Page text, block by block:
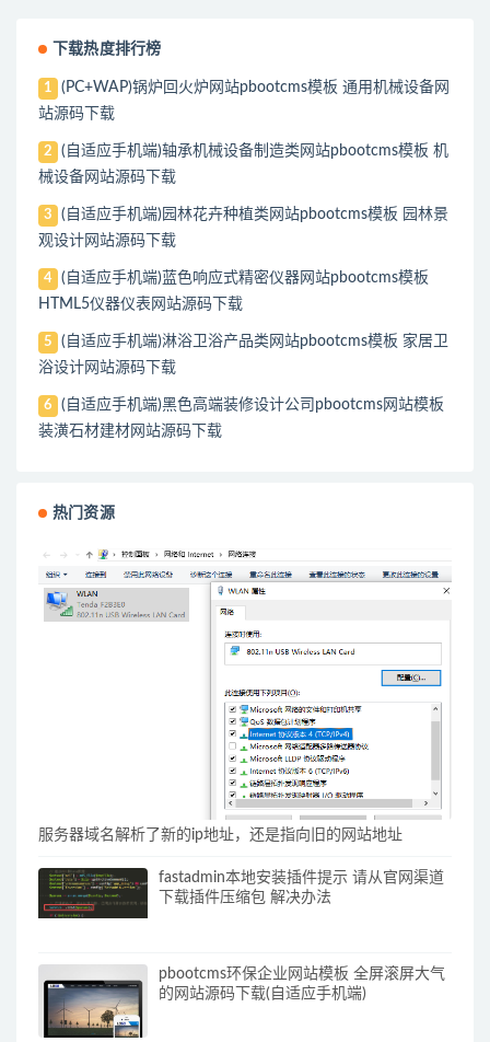
下载热度排行榜
1
(PC+WAP)锅炉回火炉网站pbootcms模板 通用机械设备网
站源码下载
2
(自适应手机端)轴承机械设备制造类网站pbootcms模板 机
械设备网站源码下载
3
(自适应手机端)园林花卉种植类网站pbootcms模板 园林景
观设计网站源码下载
4
(自适应手机端)蓝色响应式精密仪器网站pbootcms模板
HTML5仪器仪表网站源码下载
5
(自适应手机端)淋浴卫浴产品类网站pbootcms模板 家居卫
浴设计网站源码下载
6
(自适应手机端)黑色高端装修设计公司pbootcms网站模板
装潢石材建材网站源码下载
热门资源
服务器域名解析了新的ip地址，还是指向旧的网站地址
fastadmin本地安装插件提示 请从官网渠道
下载插件压缩包 解决办法
pbootcms环保企业网站模板 全屏滚屏大气
的网站源码下载(自适应手机端)